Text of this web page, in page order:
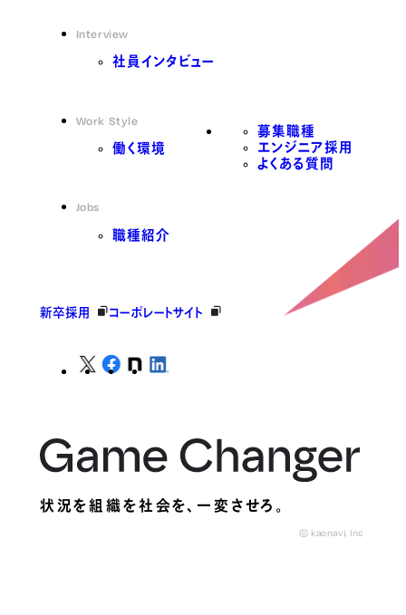
Interview
社員インタビュー
Work Style
働く環境
Jobs
職種紹介
募集職種
エンジニア採用
よくある質問
新卒採用 コーポレートサイト
状況を組織を社会を、一変させろ。
© kaonavi, Inc